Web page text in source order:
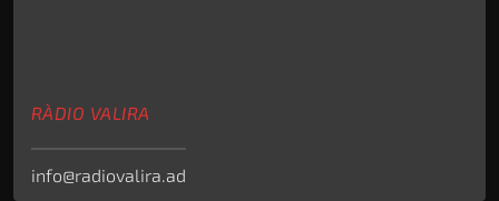
RÀDIO VALIRA
info@radiovalira.ad